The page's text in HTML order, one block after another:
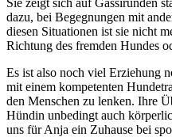
dazu, bei Begegnungen mit
diesen Situationen ist sie nicht
Richtung des fremden Hundes
Es ist also noch viel Erziehung
mit einem kompetenten
den Menschen zu lenken. Ihre
Hündin unbedingt auch
uns für Anja ein Zuhause bei